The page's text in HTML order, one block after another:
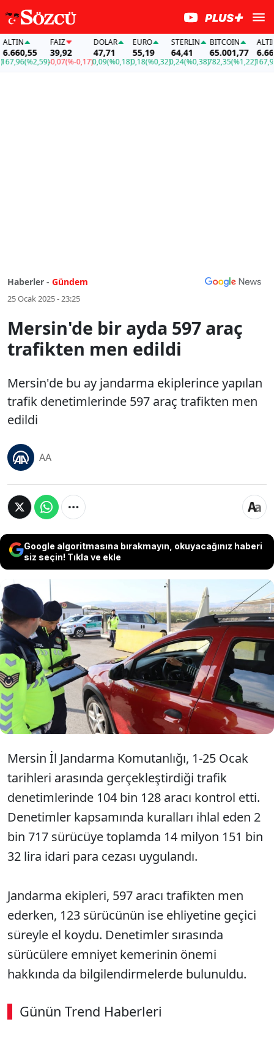
(%2,59)
FAİZ
39,92
-0,07(%-0,17)
DOLAR
47,71
0,09(%0,18)
EURO
55,19
0,18(%0,32)
STERLIN
64,41
0,24(%0,38)
BITCOIN
65.001,77
782,35(%1,22)
ALTIN
167,96
Haberler - Gündem
25 Ocak 2025 - 23:25
Mersin'de bir ayda 597 araç
trafikten men edildi
Mersin'de bu ay jandarma ekiplerince yapılan
trafik denetimlerinde 597 araç trafikten men
edildi
AA
Google algoritmasına bırakmayın, okuyacağınız haberi
siz seçin! Tıkla ve ekle
Mersin'de bu ay jandarma
ekiplerince yapılan trafik
denetimlerinde 597 araç trafikten
men edildi
Mersin İl Jandarma Komutanlığı, 1-25 Ocak
tarihleri arasında gerçekleştirdiği trafik
denetimlerinde 104 bin 128 aracı kontrol etti.
Denetimler kapsamında kuralları ihlal eden 2
bin 717 sürücüye toplamda 14 milyon 151 bin
32 lira idari para cezası uygulandı.
Jandarma ekipleri, 597 aracı trafikten men
ederken, 123 sürücünün ise ehliyetine geçici
süreyle el koydu. Denetimler sırasında
sürücülere emniyet kemerinin önemi
hakkında da bilgilendirmelerde bulunuldu.
Günün Trend Haberleri